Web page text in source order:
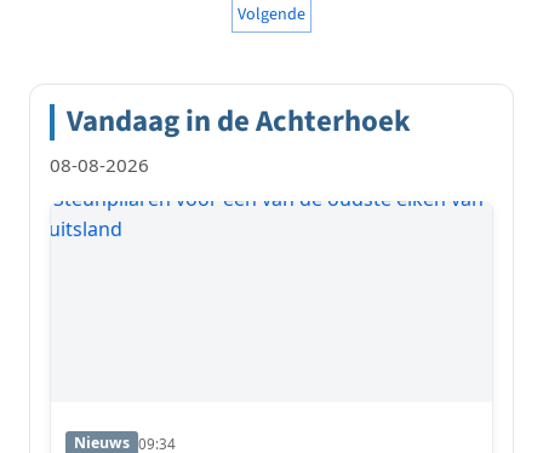
Volgende
Vandaag in de Achterhoek
08-08-2026
Nieuws 09:34